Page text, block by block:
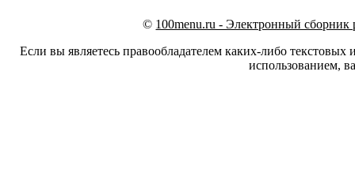
© 100menu.ru - Электронный сборник
Если вы являетесь правообладателем каких-либо
использованием,